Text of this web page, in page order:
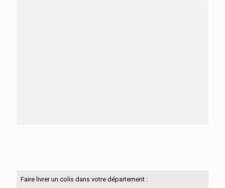
Faire livrer un colis dans votre département :